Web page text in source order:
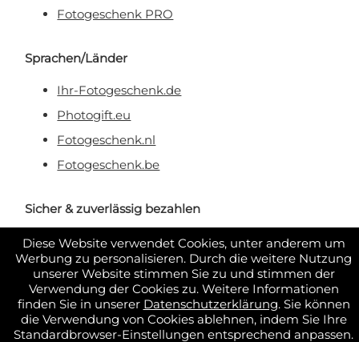
Diese Website verwendet Cookies, unter anderem um
Werbung zu personalisieren. Durch die weitere Nutzung
unserer Website stimmen Sie zu und stimmen der
Verwendung der Cookies zu. Weitere Informationen
finden Sie in unserer Datenschutzerklärung. Sie können
die Verwendung von Cookies ablehnen, indem Sie Ihre
Standardbrowser-Einstellungen entsprechend anpassen.
Fotogeschenk PRO
Sprachen/Länder
Ihr-Fotogeschenk.de
Photogift.eu
Fotogeschenk.nl
Fotogeschenk.be
Sicher & zuverlässig bezahlen